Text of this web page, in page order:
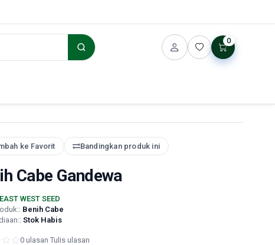
0
ke Favorit Bandingkan produk ini
Cabe Gandewa
EAST WEST SEED
Benih Cabe
Stok Habis
0 ulasan Tulis ulasan